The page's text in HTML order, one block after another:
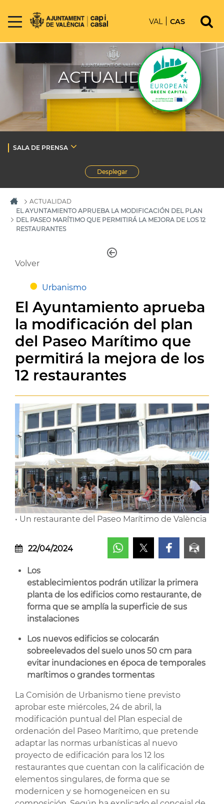
VAL CAS
ACTUALIDAD
SALA DE PRENSA
Desplegar
ACTUALIDAD
EL AYUNTAMIENTO APRUEBA LA MODIFICACIÓN DEL PLAN
DEL PASEO MARÍTIMO QUE PERMITIRÁ LA MEJORA DE LOS 12
RESTAURANTES
Volver
Urbanismo
El Ayuntamiento aprueba
la modificación del plan
del Paseo Marítimo que
permitirá la mejora de los
12 restaurantes
• Un restaurante del Paseo Marítimo de València
22/04/2024
Los
establecimientos podrán utilizar la primera
planta de los edificios como restaurante, de
forma que se amplía la superficie de sus
instalaciones
Los nuevos edificios se colocarán
sobreelevados del suelo unos 50 cm para
evitar inundaciones en época de temporales
marítimos o grandes tormentas
La Comisión de Urbanismo tiene previsto
aprobar este miércoles, 24 de abril, la
modificación puntual del Plan especial de
ordenación del Paseo Marítimo, que pretende
adaptar las normas urbanísticas al nuevo
proyecto de edificación para los 12 los
restaurantes que cuentan con la calificación de
elementos singulares, de forma que se
modernicen y se homogeneicen en su